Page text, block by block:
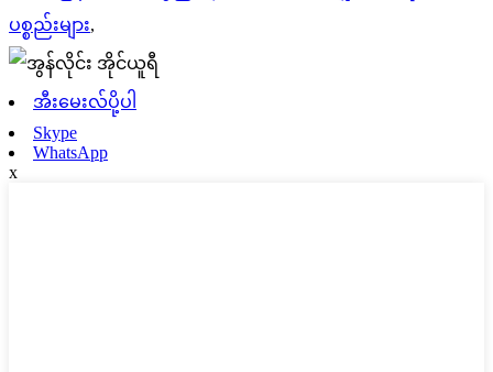
ပစ္စည်းများ,
အီးမေးလ်ပို့ပါ
Skype
WhatsApp
x